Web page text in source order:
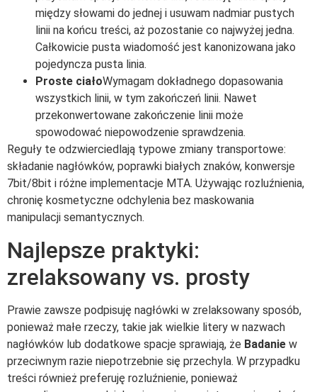
między słowami do jednej i usuwam nadmiar pustych
linii na końcu treści, aż pozostanie co najwyżej jedna.
Całkowicie pusta wiadomość jest kanonizowana jako
pojedyncza pusta linia.
Proste ciałoWymagam dokładnego dopasowania
wszystkich linii, w tym zakończeń linii. Nawet
przekonwertowane zakończenie linii może
spowodować niepowodzenie sprawdzenia.
Reguły te odzwierciedlają typowe zmiany transportowe:
składanie nagłówków, poprawki białych znaków, konwersje
7bit/8bit i różne implementacje MTA. Używając rozluźnienia,
chronię kosmetyczne odchylenia bez maskowania
manipulacji semantycznych.
Najlepsze praktyki:
zrelaksowany vs. prosty
Prawie zawsze podpisuję nagłówki w zrelaksowany sposób,
ponieważ małe rzeczy, takie jak wielkie litery w nazwach
nagłówków lub dodatkowe spacje sprawiają, że Badanie w
przeciwnym razie niepotrzebnie się przechyla. W przypadku
treści również preferuję rozluźnienie, ponieważ